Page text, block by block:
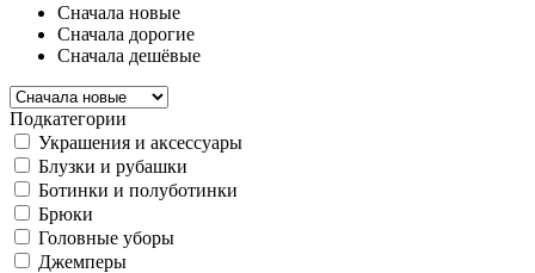
Сначала новые
Сначала дорогие
Сначала дешёвые
Подкатегории
Украшения и аксессуары
Блузки и рубашки
Ботинки и полуботинки
Брюки
Головные уборы
Джемперы